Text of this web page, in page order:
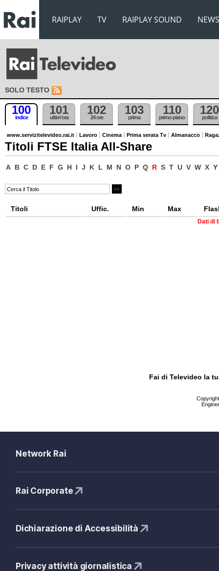
RAIPLAY TV RAIPLAY SOUND NEWS
SOLO TESTO
100
indice
101
ultim'ora
102
24 ore
103
prima
110
primo piano
120
politica
www.servizitelevideo.rai.it Lavoro Cinema Prima serata Tv Almanacco
Titoli FTSE Italia All-Share
A B C D E F G H I J K L M N O P Q R S T U V W X Y
Titoli Uffic. Min Max
Dati di
Fai di Televideo la